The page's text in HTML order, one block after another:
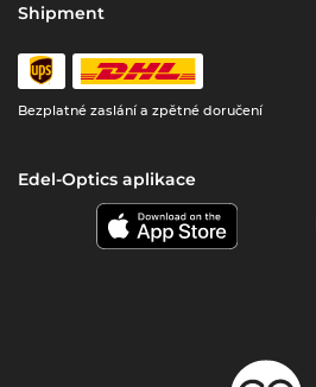
Shipment
Bezplatné zaslání a zpětné doručení
Edel-Optics aplikace